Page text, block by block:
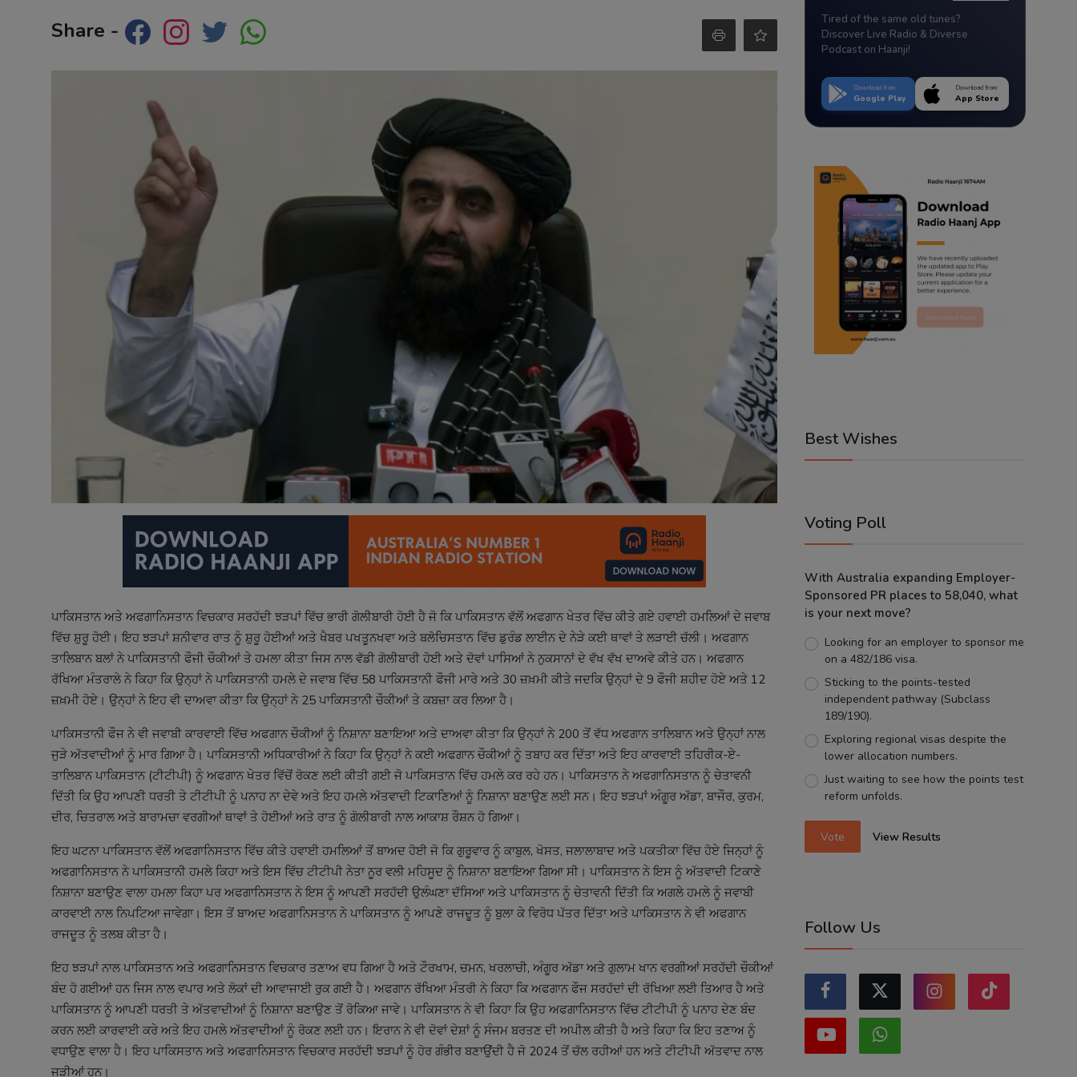
ContactShare -
ਪਾਕਿਸਤਾਨ ਅਤੇ ਅਫਗਾਨਿਸਤਾਨ ਵਿਚਕਾਰ ਸਰਹੱਦੀ ਝੜਪਾਂ ਵਿੱਚ ਭਾਰੀ ਗੋਲੀਬਾਰੀ ਹੋਈ ਹੈ ਜੋ ਕਿ ਪਾਕਿਸਤਾਨ ਵੱਲੋਂ ਅਫਗਾਨ ਖੇਤਰ ਵਿੱਚ ਕੀਤੇ ਗਏ ਹਵਾਈ ਹਮਲਿਆਂ ਦੇ ਜਵਾਬ
ਵਿੱਚ ਸ਼ੁਰੂ ਹੋਈ। ਇਹ ਝੜਪਾਂ ਸ਼ਨੀਵਾਰ ਰਾਤ ਨੂੰ ਸ਼ੁਰੂ ਹੋਈਆਂ ਅਤੇ ਖੈਬਰ ਪਖਤੂਨਖਵਾ ਅਤੇ ਬਲੋਚਿਸਤਾਨ ਵਿੱਚ ਡੁਰੰਡ ਲਾਈਨ ਦੇ ਨੇੜੇ ਕਈ ਥਾਵਾਂ ਤੇ ਲੜਾਈ ਚੱਲੀ। ਅਫਗਾਨ
ਤਾਲਿਬਾਨ ਬਲਾਂ ਨੇ ਪਾਕਿਸਤਾਨੀ ਫੌਜੀ ਚੌਕੀਆਂ ਤੇ ਹਮਲਾ ਕੀਤਾ ਜਿਸ ਨਾਲ ਵੱਡੀ ਗੋਲੀਬਾਰੀ ਹੋਈ ਅਤੇ ਦੋਵਾਂ ਪਾਸਿਆਂ ਨੇ ਨੁਕਸਾਨਾਂ ਦੇ ਵੱਖ ਵੱਖ ਦਾਅਵੇ ਕੀਤੇ ਹਨ। ਅਫਗਾਨ
ਰੱਖਿਆ ਮੰਤਰਾਲੇ ਨੇ ਕਿਹਾ ਕਿ ਉਨ੍ਹਾਂ ਨੇ ਪਾਕਿਸਤਾਨੀ ਹਮਲੇ ਦੇ ਜਵਾਬ ਵਿੱਚ 58 ਪਾਕਿਸਤਾਨੀ ਫੌਜੀ ਮਾਰੇ ਅਤੇ 30 ਜ਼ਖ਼ਮੀ ਕੀਤੇ ਜਦਕਿ ਉਨ੍ਹਾਂ ਦੇ 9 ਫੌਜੀ ਸ਼ਹੀਦ ਹੋਏ ਅਤੇ 12
ਜ਼ਖ਼ਮੀ ਹੋਏ। ਉਨ੍ਹਾਂ ਨੇ ਇਹ ਵੀ ਦਾਅਵਾ ਕੀਤਾ ਕਿ ਉਨ੍ਹਾਂ ਨੇ 25 ਪਾਕਿਸਤਾਨੀ ਚੌਕੀਆਂ ਤੇ ਕਬਜ਼ਾ ਕਰ ਲਿਆ ਹੈ।
ਪਾਕਿਸਤਾਨੀ ਫੌਜ ਨੇ ਵੀ ਜਵਾਬੀ ਕਾਰਵਾਈ ਵਿੱਚ ਅਫਗਾਨ ਚੌਕੀਆਂ ਨੂੰ ਨਿਸ਼ਾਨਾ ਬਣਾਇਆ ਅਤੇ ਦਾਅਵਾ ਕੀਤਾ ਕਿ ਉਨ੍ਹਾਂ ਨੇ 200 ਤੋਂ ਵੱਧ ਅਫਗਾਨ ਤਾਲਿਬਾਨ ਅਤੇ ਉਨ੍ਹਾਂ ਨਾਲ
ਜੁੜੇ ਅੱਤਵਾਦੀਆਂ ਨੂੰ ਮਾਰ ਗਿਆ ਹੈ। ਪਾਕਿਸਤਾਨੀ ਅਧਿਕਾਰੀਆਂ ਨੇ ਕਿਹਾ ਕਿ ਉਨ੍ਹਾਂ ਨੇ ਕਈ ਅਫਗਾਨ ਚੌਕੀਆਂ ਨੂੰ ਤਬਾਹ ਕਰ ਦਿੱਤਾ ਅਤੇ ਇਹ ਕਾਰਵਾਈ ਤਹਿਰੀਕ-ਏ-
ਤਾਲਿਬਾਨ ਪਾਕਿਸਤਾਨ (ਟੀਟੀਪੀ) ਨੂੰ ਅਫਗਾਨ ਖੇਤਰ ਵਿੱਚੋਂ ਰੋਕਣ ਲਈ ਕੀਤੀ ਗਈ ਜੋ ਪਾਕਿਸਤਾਨ ਵਿੱਚ ਹਮਲੇ ਕਰ ਰਹੇ ਹਨ। ਪਾਕਿਸਤਾਨ ਨੇ ਅਫਗਾਨਿਸਤਾਨ ਨੂੰ ਚੇਤਾਵਨੀ
ਦਿੱਤੀ ਕਿ ਉਹ ਆਪਣੀ ਧਰਤੀ ਤੇ ਟੀਟੀਪੀ ਨੂੰ ਪਨਾਹ ਨਾ ਦੇਵੇ ਅਤੇ ਇਹ ਹਮਲੇ ਅੱਤਵਾਦੀ ਟਿਕਾਣਿਆਂ ਨੂੰ ਨਿਸ਼ਾਨਾ ਬਣਾਉਣ ਲਈ ਸਨ। ਇਹ ਝੜਪਾਂ ਅੰਗੂਰ ਅੱਡਾ, ਬਾਜੌਰ, ਕੁਰਮ,
ਦੀਰ, ਚਿਤਰਾਲ ਅਤੇ ਬਾਰਾਮਚਾ ਵਰਗੀਆਂ ਥਾਵਾਂ ਤੇ ਹੋਈਆਂ ਅਤੇ ਰਾਤ ਨੂੰ ਗੋਲੀਬਾਰੀ ਨਾਲ ਆਕਾਸ਼ ਰੌਸ਼ਨ ਹੋ ਗਿਆ।
ਇਹ ਘਟਨਾ ਪਾਕਿਸਤਾਨ ਵੱਲੋਂ ਅਫਗਾਨਿਸਤਾਨ ਵਿੱਚ ਕੀਤੇ ਹਵਾਈ ਹਮਲਿਆਂ ਤੋਂ ਬਾਅਦ ਹੋਈ ਜੋ ਕਿ ਗੁਰੂਵਾਰ ਨੂੰ ਕਾਬੁਲ, ਖੋਸਤ, ਜਲਾਲਾਬਾਦ ਅਤੇ ਪਕਤੀਕਾ ਵਿੱਚ ਹੋਏ ਜਿਨ੍ਹਾਂ ਨੂੰ
ਅਫਗਾਨਿਸਤਾਨ ਨੇ ਪਾਕਿਸਤਾਨੀ ਹਮਲੇ ਕਿਹਾ ਅਤੇ ਇਸ ਵਿੱਚ ਟੀਟੀਪੀ ਨੇਤਾ ਨੂਰ ਵਲੀ ਮਹਿਸੂਦ ਨੂੰ ਨਿਸ਼ਾਨਾ ਬਣਾਇਆ ਗਿਆ ਸੀ। ਪਾਕਿਸਤਾਨ ਨੇ ਇਸ ਨੂੰ ਅੱਤਵਾਦੀ ਟਿਕਾਣੇ
ਨਿਸ਼ਾਨਾ ਬਣਾਉਣ ਵਾਲਾ ਹਮਲਾ ਕਿਹਾ ਪਰ ਅਫਗਾਨਿਸਤਾਨ ਨੇ ਇਸ ਨੂੰ ਆਪਣੀ ਸਰਹੱਦੀ ਉਲੰਘਣਾ ਦੱਸਿਆ ਅਤੇ ਪਾਕਿਸਤਾਨ ਨੂੰ ਚੇਤਾਵਨੀ ਦਿੱਤੀ ਕਿ ਅਗਲੇ ਹਮਲੇ ਨੂੰ ਜਵਾਬੀ
ਕਾਰਵਾਈ ਨਾਲ ਨਿਪਟਿਆ ਜਾਵੇਗਾ। ਇਸ ਤੋਂ ਬਾਅਦ ਅਫਗਾਨਿਸਤਾਨ ਨੇ ਪਾਕਿਸਤਾਨ ਨੂੰ ਆਪਣੇ ਰਾਜਦੂਤ ਨੂੰ ਬੁਲਾ ਕੇ ਵਿਰੋਧ ਪੱਤਰ ਦਿੱਤਾ ਅਤੇ ਪਾਕਿਸਤਾਨ ਨੇ ਵੀ ਅਫਗਾਨ
ਰਾਜਦੂਤ ਨੂੰ ਤਲਬ ਕੀਤਾ ਹੈ।
ਇਹ ਝੜਪਾਂ ਨਾਲ ਪਾਕਿਸਤਾਨ ਅਤੇ ਅਫਗਾਨਿਸਤਾਨ ਵਿਚਕਾਰ ਤਣਾਅ ਵਧ ਗਿਆ ਹੈ ਅਤੇ ਟੌਰਖਾਮ, ਚਮਨ, ਖਰਲਾਚੀ, ਅੰਗੂਰ ਅੱਡਾ ਅਤੇ ਗੁਲਾਮ ਖਾਨ ਵਰਗੀਆਂ ਸਰਹੱਦੀ ਚੌਕੀਆਂ
ਬੰਦ ਹੋ ਗਈਆਂ ਹਨ ਜਿਸ ਨਾਲ ਵਪਾਰ ਅਤੇ ਲੋਕਾਂ ਦੀ ਆਵਾਜਾਈ ਰੁਕ ਗਈ ਹੈ। ਅਫਗਾਨ ਰੱਖਿਆ ਮੰਤਰੀ ਨੇ ਕਿਹਾ ਕਿ ਅਫਗਾਨ ਫੌਜ ਸਰਹੱਦਾਂ ਦੀ ਰੱਖਿਆ ਲਈ ਤਿਆਰ ਹੈ ਅਤੇ
ਪਾਕਿਸਤਾਨ ਨੂੰ ਆਪਣੀ ਧਰਤੀ ਤੇ ਅੱਤਵਾਦੀਆਂ ਨੂੰ ਨਿਸ਼ਾਨਾ ਬਣਾਉਣ ਤੋਂ ਰੋਕਿਆ ਜਾਵੇ। ਪਾਕਿਸਤਾਨ ਨੇ ਵੀ ਕਿਹਾ ਕਿ ਉਹ ਅਫਗਾਨਿਸਤਾਨ ਵਿੱਚ ਟੀਟੀਪੀ ਨੂੰ ਪਨਾਹ ਦੇਣ ਬੰਦ
ਕਰਨ ਲਈ ਕਾਰਵਾਈ ਕਰੇ ਅਤੇ ਇਹ ਹਮਲੇ ਅੱਤਵਾਦੀਆਂ ਨੂੰ ਰੋਕਣ ਲਈ ਹਨ। ਇਰਾਨ ਨੇ ਵੀ ਦੋਵਾਂ ਦੇਸ਼ਾਂ ਨੂੰ ਸੰਜਮ ਬਰਤਣ ਦੀ ਅਪੀਲ ਕੀਤੀ ਹੈ ਅਤੇ ਕਿਹਾ ਕਿ ਇਹ ਤਣਾਅ ਨੂੰ
ਵਧਾਉਣ ਵਾਲਾ ਹੈ। ਇਹ ਪਾਕਿਸਤਾਨ ਅਤੇ ਅਫਗਾਨਿਸਤਾਨ ਵਿਚਕਾਰ ਸਰਹੱਦੀ ਝੜਪਾਂ ਨੂੰ ਹੋਰ ਗੰਭੀਰ ਬਣਾਉਂਦੀ ਹੈ ਜੋ 2024 ਤੋਂ ਚੱਲ ਰਹੀਆਂ ਹਨ ਅਤੇ ਟੀਟੀਪੀ ਅੱਤਵਾਦ ਨਾਲ
ਜੁੜੀਆਂ ਹਨ।
Tired of the same old tunes?
Discover Live Radio & Diverse
Podcast on Haanji!
Download from
Google Play
Download from
App Store
Best Wishes
Voting Poll
With Australia expanding Employer-
Sponsored PR places to 58,040, what
is your next move?
Looking for an employer to sponsor me
on a 482/186 visa.
Sticking to the points-tested
independent pathway (Subclass
189/190).
Exploring regional visas despite the
lower allocation numbers.
Just waiting to see how the points test
reform unfolds.
Vote View Results
Follow Us